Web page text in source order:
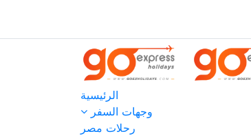
الرئيسية
وجهات السفر
رحلات مصر